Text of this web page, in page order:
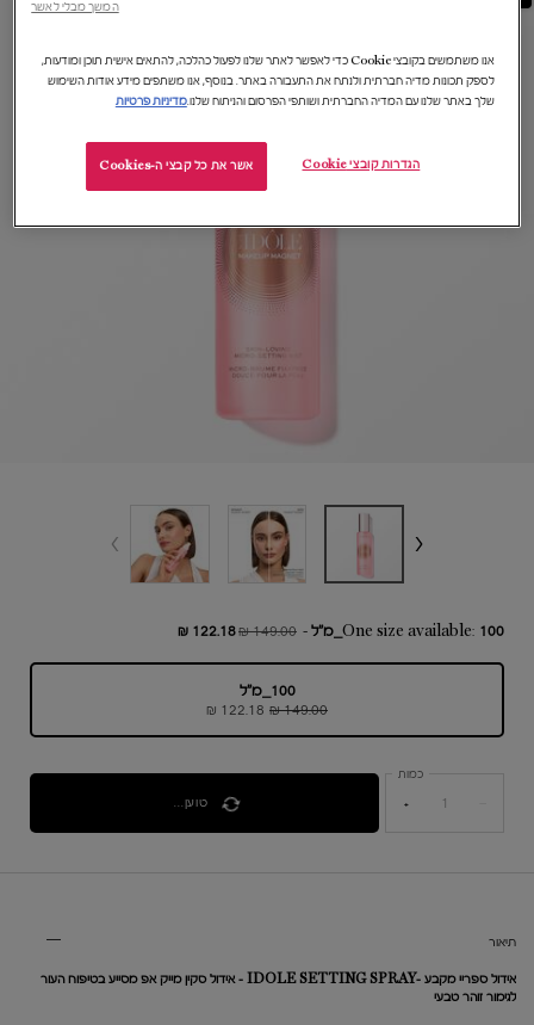
One size available: 100_מ"ל -
149.00 ₪
122.18 ₪
נבחר
100_מ"ל
מחיר קודם
149.00 ₪ מחיר חדש
122.18 ₪, 1 of 1
כמות
+ טוען...
תיאור
אידול ספריי מקבע -IDOLE SETTING SPRAY - אידול סקין מייק אפ מסייע בטיפוח העור
לגימור זוהר טבעי
אנו משתמשים בקובצי Cookie כדי לאפשר לאתר שלנו לפעול כהלכה, להתאים אישית תוכן ומודעות,
לספק תכונות מדיה חברתית ולנתח את התעבורה באתר. בנוסף, אנו משתפים מידע אודות השימוש
שלך באתר שלנו עם המדיה החברתית ושותפי הפרסום והניתוח שלנו.מדיניות פרטיות
הגדרות קובצי Cookie אשר את כל קבצי ה-Cookies
המשך מבלי לאשר